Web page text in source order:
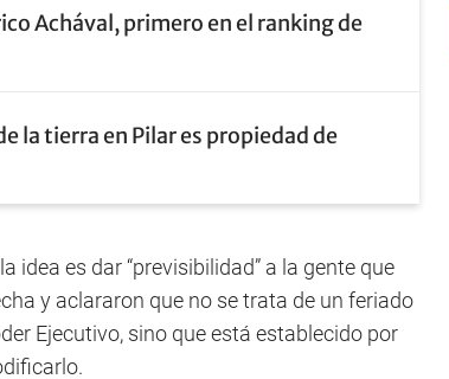
Achával, primero en el ranking de
la tierra en Pilar es propiedad de
idea es dar “previsibilidad” a la gente que
y aclararon que no se trata de un feriado
Ejecutivo, sino que está establecido por